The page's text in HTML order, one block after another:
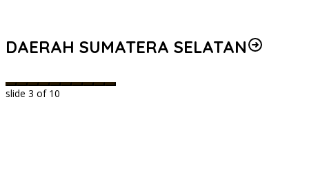
DAERAH SUMATERA SELATAN
slide 3 of 10